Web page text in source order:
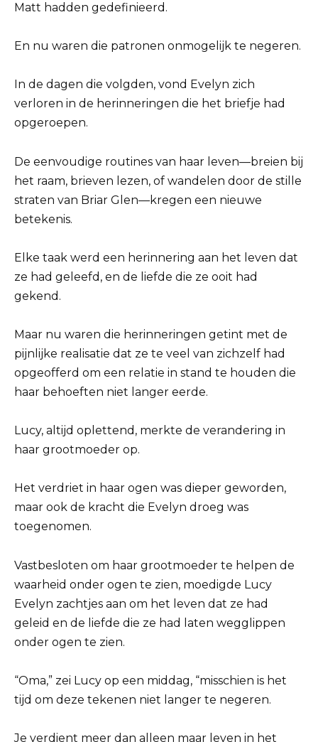
Matt hadden gedefinieerd.
En nu waren die patronen onmogelijk te negeren.
In de dagen die volgden, vond Evelyn zich
verloren in de herinneringen die het briefje had
opgeroepen.
De eenvoudige routines van haar leven—breien bij
het raam, brieven lezen, of wandelen door de stille
straten van Briar Glen—kregen een nieuwe
betekenis.
Elke taak werd een herinnering aan het leven dat
ze had geleefd, en de liefde die ze ooit had
gekend.
Maar nu waren die herinneringen getint met de
pijnlijke realisatie dat ze te veel van zichzelf had
opgeofferd om een relatie in stand te houden die
haar behoeften niet langer eerde.
Lucy, altijd oplettend, merkte de verandering in
haar grootmoeder op.
Het verdriet in haar ogen was dieper geworden,
maar ook de kracht die Evelyn droeg was
toegenomen.
Vastbesloten om haar grootmoeder te helpen de
waarheid onder ogen te zien, moedigde Lucy
Evelyn zachtjes aan om het leven dat ze had
geleid en de liefde die ze had laten wegglippen
onder ogen te zien.
“Oma,” zei Lucy op een middag, “misschien is het
tijd om deze tekenen niet langer te negeren.
Je verdient meer dan alleen maar leven in het